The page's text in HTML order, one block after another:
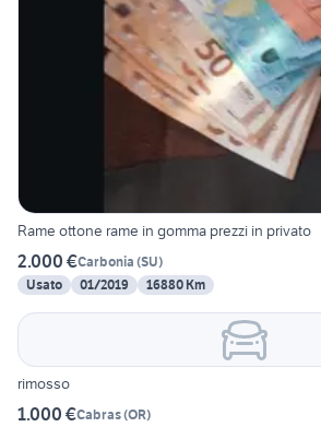
Rame ottone rame in gomma prezzi in privato
2.000 €Carbonia (SU)
Usato
01/2019 16880 Km
rimosso
1.000 €Cabras(OR)